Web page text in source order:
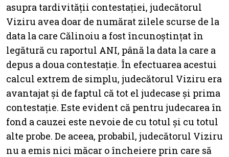
asupra tardivității contestației, judecătorul
Viziru avea doar de numărat zilele scurse de la
data la care Călinoiu a fost încunoștințat în
legătură cu raportul ANI, până la data la care a
depus a doua contestație. În efectuarea acestui
calcul extrem de simplu, judecătorul Viziru era
avantajat și de faptul că tot el judecase și prima
contestație. Este evident că pentru judecarea în
fond a cauzei este nevoie de cu totul și cu totul
alte probe. De aceea, probabil, judecătorul Viziru
nu a emis nici măcar o încheiere prin care să